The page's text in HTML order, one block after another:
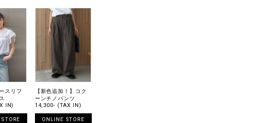
スリフ
IN)
【新色追加！】コク
ーンチノパンツ
14,300- (TAX IN)
ONLINE STORE